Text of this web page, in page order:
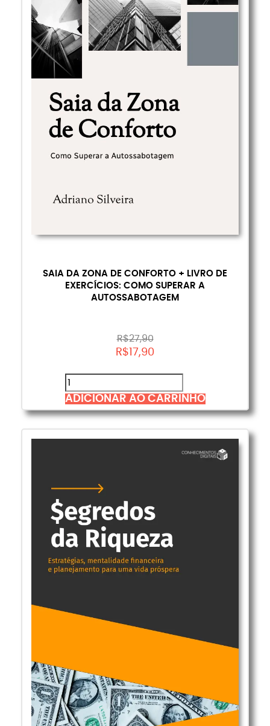
SAIA DA ZONA DE CONFORTO + LIVRO DE
EXERCÍCIOS: COMO SUPERAR A
AUTOSSABOTAGEM
R$27,90
R$ 17,90
ADICIONAR AO CARRINHO